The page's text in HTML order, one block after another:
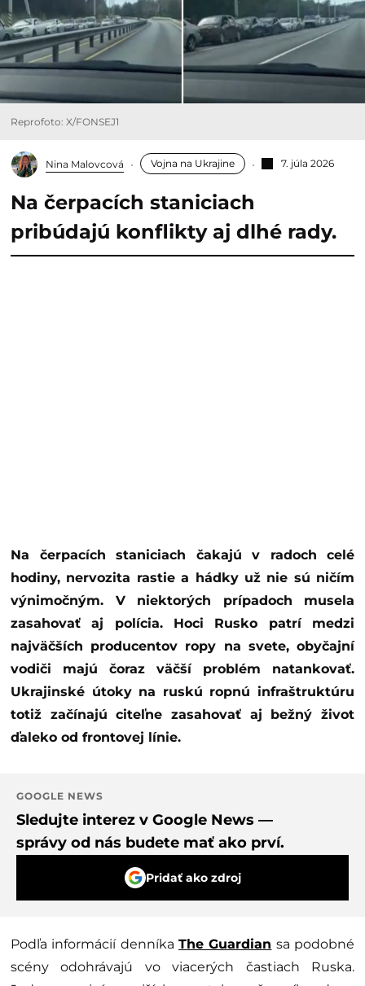
Reprofoto: X/FONSEJ1
Nina Malovcová Vojna na Ukrajine 7. júla 2026
Na čerpacích staniciach
pribúdajú konflikty aj dlhé rady.
Na čerpacích staniciach čakajú v radoch celé
hodiny, nervozita rastie a hádky už nie sú ničím
výnimočným. V niektorých prípadoch musela
zasahovať aj polícia. Hoci Rusko patrí medzi
najväčších producentov ropy na svete, obyčajní
vodiči majú čoraz väčší problém natankovať.
Ukrajinské útoky na ruskú ropnú infraštruktúru
totiž začínajú citeľne zasahovať aj bežný život
ďaleko od frontovej línie.
GOOGLE NEWS
Sledujte interez v Google News —
správy od nás budete mať ako prví.
Pridať ako zdroj
Podľa informácií denníka The Guardian sa podobné
scény odohrávajú vo viacerých častiach Ruska.